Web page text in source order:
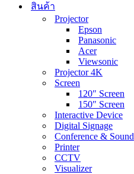
สินค้า
Projector
Epson
Panasonic
Acer
Viewsonic
Projector 4K
Screen
120″ Screen
150″ Screen
Interactive Device
Digital Signage
Conference & Sound
Printer
CCTV
Visualizer